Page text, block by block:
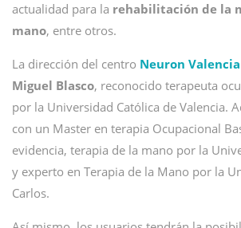
actualidad para la rehabilitación de la
mano, entre otros.
La dirección del centro Neuron Valencia
Miguel Blasco, reconocido terapeuta
por la Universidad Católica de Valencia.
con un Master en terapia Ocupacional
evidencia, terapia de la mano por la
y experto en Terapia de la Mano por la
Carlos.